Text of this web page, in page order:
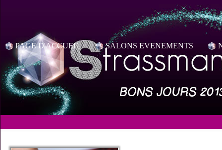
PAGE D'ACCUEIL SALONS EVENEMENTS